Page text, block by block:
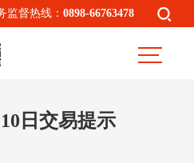
监督热线：0898-66763478
日交易提示